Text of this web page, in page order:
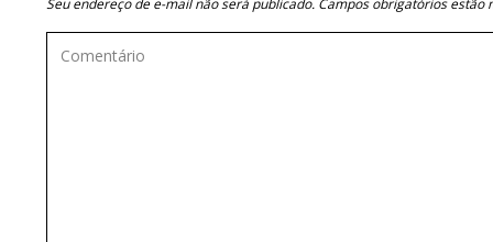
Seu endereço de e-mail não será publicado. Campos obrigatórios estão
Comentário